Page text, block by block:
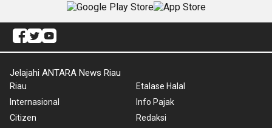
Jelajahi ANTARA News Riau
Riau
Internasional
Citizen
Etalase Halal
Info Pajak
Redaksi